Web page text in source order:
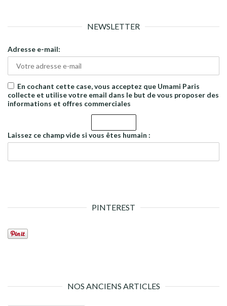
NEWSLETTER
Adresse e-mail:
En cochant cette case, vous acceptez que Umami Paris
collecte et utilise votre email dans le but de vous proposer des
informations et offres commerciales
Laissez ce champ vide si vous êtes humain :
PINTEREST
NOS ANCIENS ARTICLES